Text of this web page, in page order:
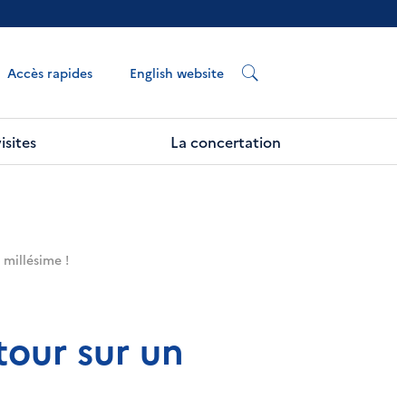
Accès rapides English website
La concertation
!
sur un